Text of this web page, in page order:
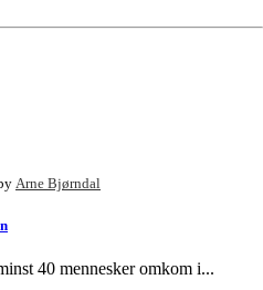
Arne Bjørndal
40 mennesker omkom i...